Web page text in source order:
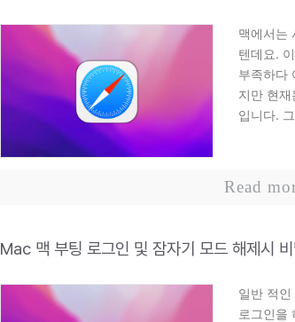
맥에서는
텐데요.
부족하다
지만 현
입니다.
Read
Mac 맥 부팅 로그인 및 잠자기 모드 해제시
일반 적
로그인을